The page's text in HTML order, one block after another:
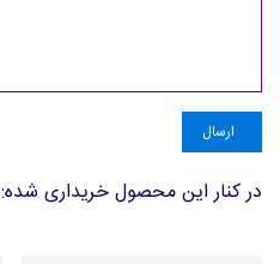
ارسال
در کنار این محصول خریداری شده: